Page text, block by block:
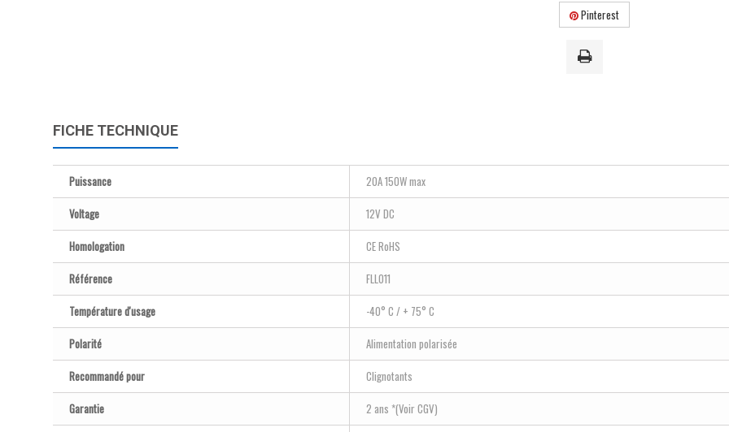
Pinterest
FICHE TECHNIQUE
Puissance
20A 150W max
Voltage
12V DC
Homologation
CE RoHS
Référence
FLL011
Température d'usage
-40° C / + 75° C
Polarité
Alimentation polarisée
Recommandé pour
Clignotants
Garantie
2 ans *(Voir CGV)